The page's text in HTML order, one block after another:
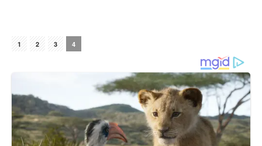
1 2 3 4